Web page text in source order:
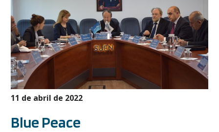
11 de abril de 2022
Blue Peace